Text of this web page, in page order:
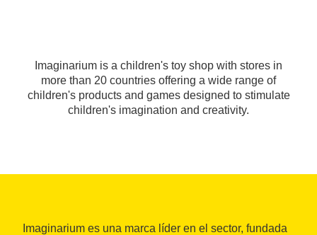
Imaginarium is a children's toy shop with stores in
more than 20 countries offering a wide range of
children's products and games designed to stimulate
children's imagination and creativity.
Imaginarium es una marca líder en el sector, fundada